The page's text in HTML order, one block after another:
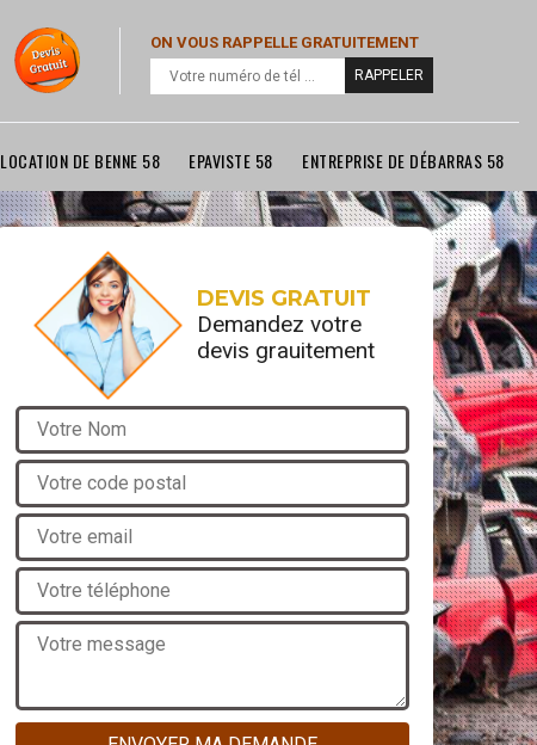
ON VOUS RAPPELLE GRATUITEMENT
LOCATION DE BENNE 58 EPAVISTE 58 ENTREPRISE DE DÉBARRAS 58
DEVIS GRATUIT
Demandez votre
devis grauitement